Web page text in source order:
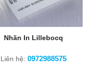
Nhãn In Lillebocq
Liên hệ: 0972988575